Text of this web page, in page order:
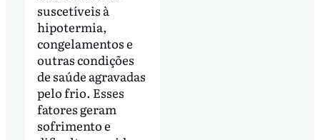
suscetíveis à
hipotermia,
congelamentos e
outras condições
de saúde agravadas
pelo frio. Esses
fatores geram
sofrimento e